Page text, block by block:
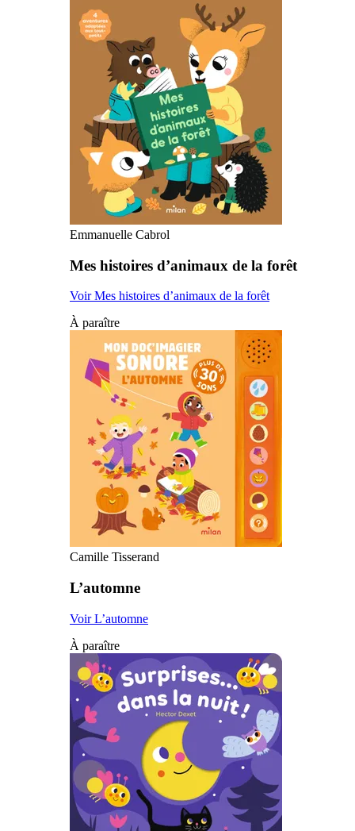
Emmanuelle Cabrol
Mes histoires d’animaux de la forêt
Voir Mes histoires d’animaux de la forêt
À paraître
Camille Tisserand
L’automne
Voir L’automne
À paraître